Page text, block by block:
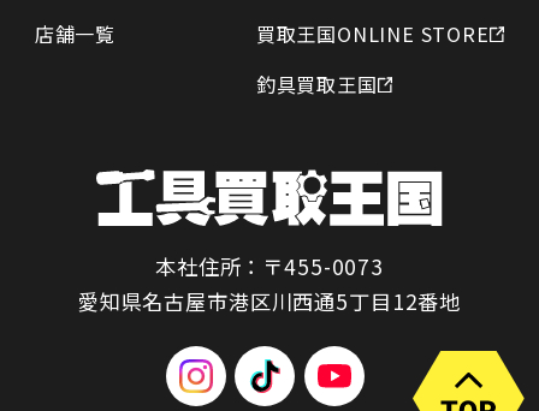
店舗一覧
買取王国ONLINE STORE
釣具買取王国
本社住所：〒455-0073
愛知県名古屋市港区川西通5丁目12番地